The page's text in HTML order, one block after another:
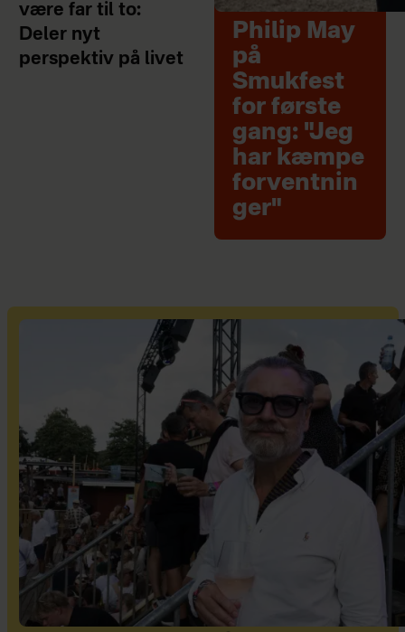
være far til to:
Deler nyt
perspektiv på livet
Philip May
på
Smukfest
for første
gang: "Jeg
har kæmpe
forventnin
ger"